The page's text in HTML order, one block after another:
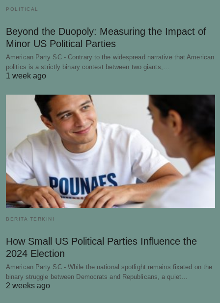
POLITICAL
Beyond the Duopoly: Measuring the Impact of
Minor US Political Parties
American Party SC - Contrary to the widespread narrative that American
politics is a strictly binary contest between two giants,…
1 week ago
BERITA TERKINI
How Small US Political Parties Influence the
2024 Election
American Party SC - While the national spotlight remains fixated on the
binary struggle between Democrats and Republicans, a quiet…
2 weeks ago